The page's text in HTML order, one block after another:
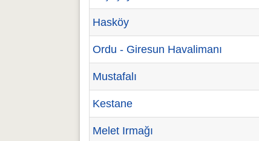
Hasköy
Ordu - Giresun Havalimanı
Mustafalı
Kestane
Melet Irmağı